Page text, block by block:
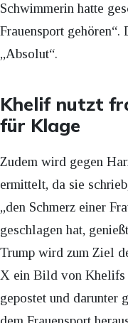
Schwimmerin hatte
Frauensport
„Absolut“.
Khelif nutzt
für Klage
Zudem wird gegen
ermittelt, da sie
„den Schmerz einer
geschlagen hat,
Trump wird zum Ziel
X ein Bild von Khelifs
gepostet und darunter